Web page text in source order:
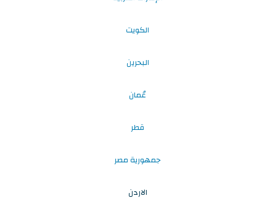
الكويت
البحرين
عُمان
قطر
جمهورية مصر
الاردن